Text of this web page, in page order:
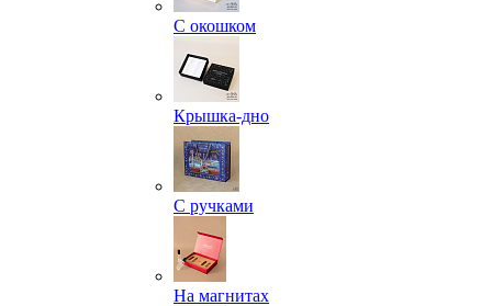
С окошком
Крышка-дно
С ручками
На магнитах